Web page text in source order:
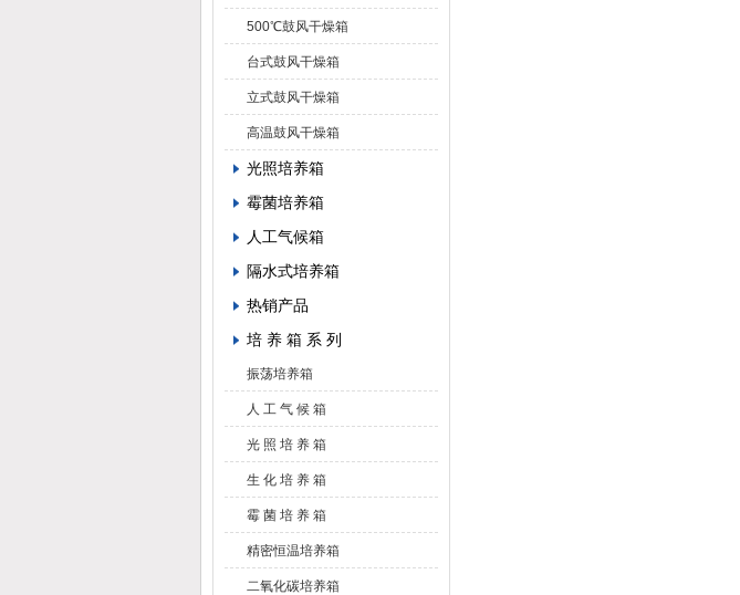
500℃鼓风干燥箱
台式鼓风干燥箱
立式鼓风干燥箱
高温鼓风干燥箱
光照培养箱
霉菌培养箱
人工气候箱
隔水式培养箱
热销产品
培 养 箱 系 列
振荡培养箱
人 工 气 候 箱
光 照 培 养 箱
生 化 培 养 箱
霉 菌 培 养 箱
精密恒温培养箱
二氧化碳培养箱